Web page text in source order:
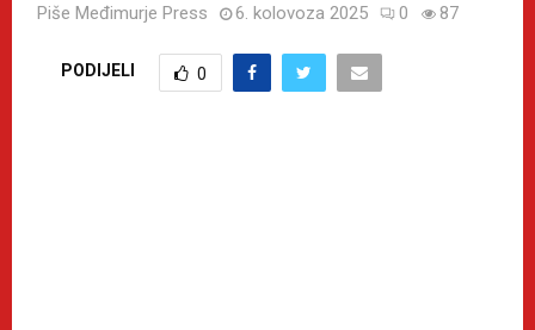
Piše Međimurje Press 6. kolovoza 2025 0 87
PODIJELI 0